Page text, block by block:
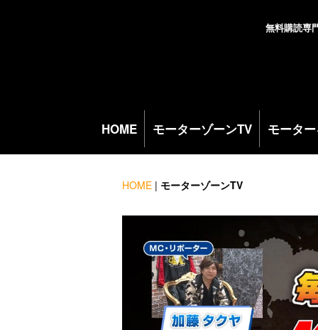
無料購読専
HOME モーターゾーンTV モータ
HOME | モーターゾーンTV